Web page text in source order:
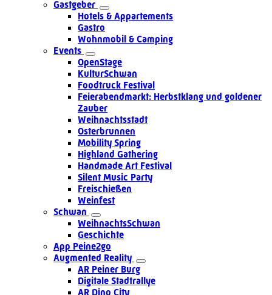
Gastgeber
Hotels & Appartements
Gastro
Wohnmobil & Camping
Events
OpenStage
KulturSchwan
Foodtruck Festival
Feierabendmarkt: Herbstklang und goldener
Zauber
Weihnachtsstadt
Osterbrunnen
Mobility Spring
Highland Gathering
Handmade Art Festival
Silent Music Party
Freischießen
Weinfest
Schwan
WeihnachtsSchwan
Geschichte
App Peine2go
Augmented Reality
AR Peiner Burg
Digitale Stadtrallye
AR Dino City